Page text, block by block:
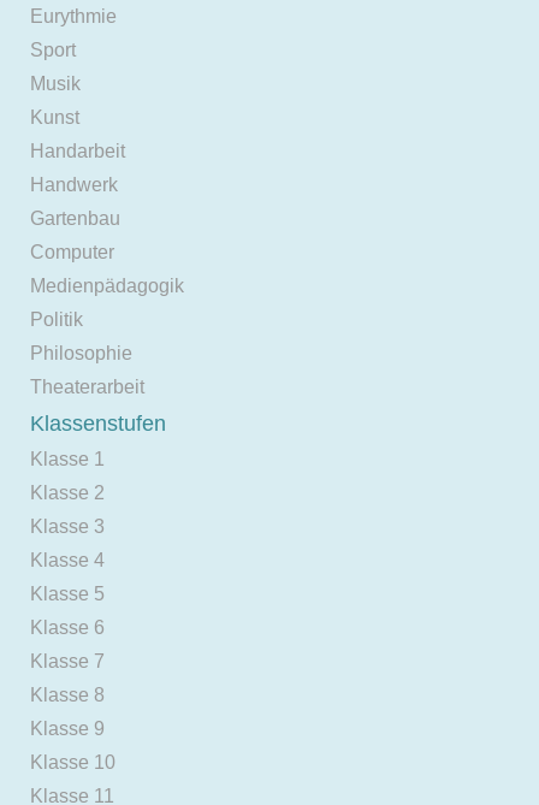
Eurythmie
Sport
Musik
Kunst
Handarbeit
Handwerk
Gartenbau
Computer
Medienpädagogik
Politik
Philosophie
Theaterarbeit
Klassenstufen
Klasse 1
Klasse 2
Klasse 3
Klasse 4
Klasse 5
Klasse 6
Klasse 7
Klasse 8
Klasse 9
Klasse 10
Klasse 11